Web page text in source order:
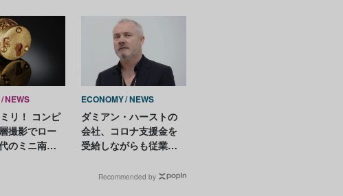
さない」
NEWS
リ！ コンピ
撮影でロー
のミニ南京
ECONOMY NEWS
ダミアン・ハーストの
会社、コロナ支援金を
受給しながらも従業員
Recommended by